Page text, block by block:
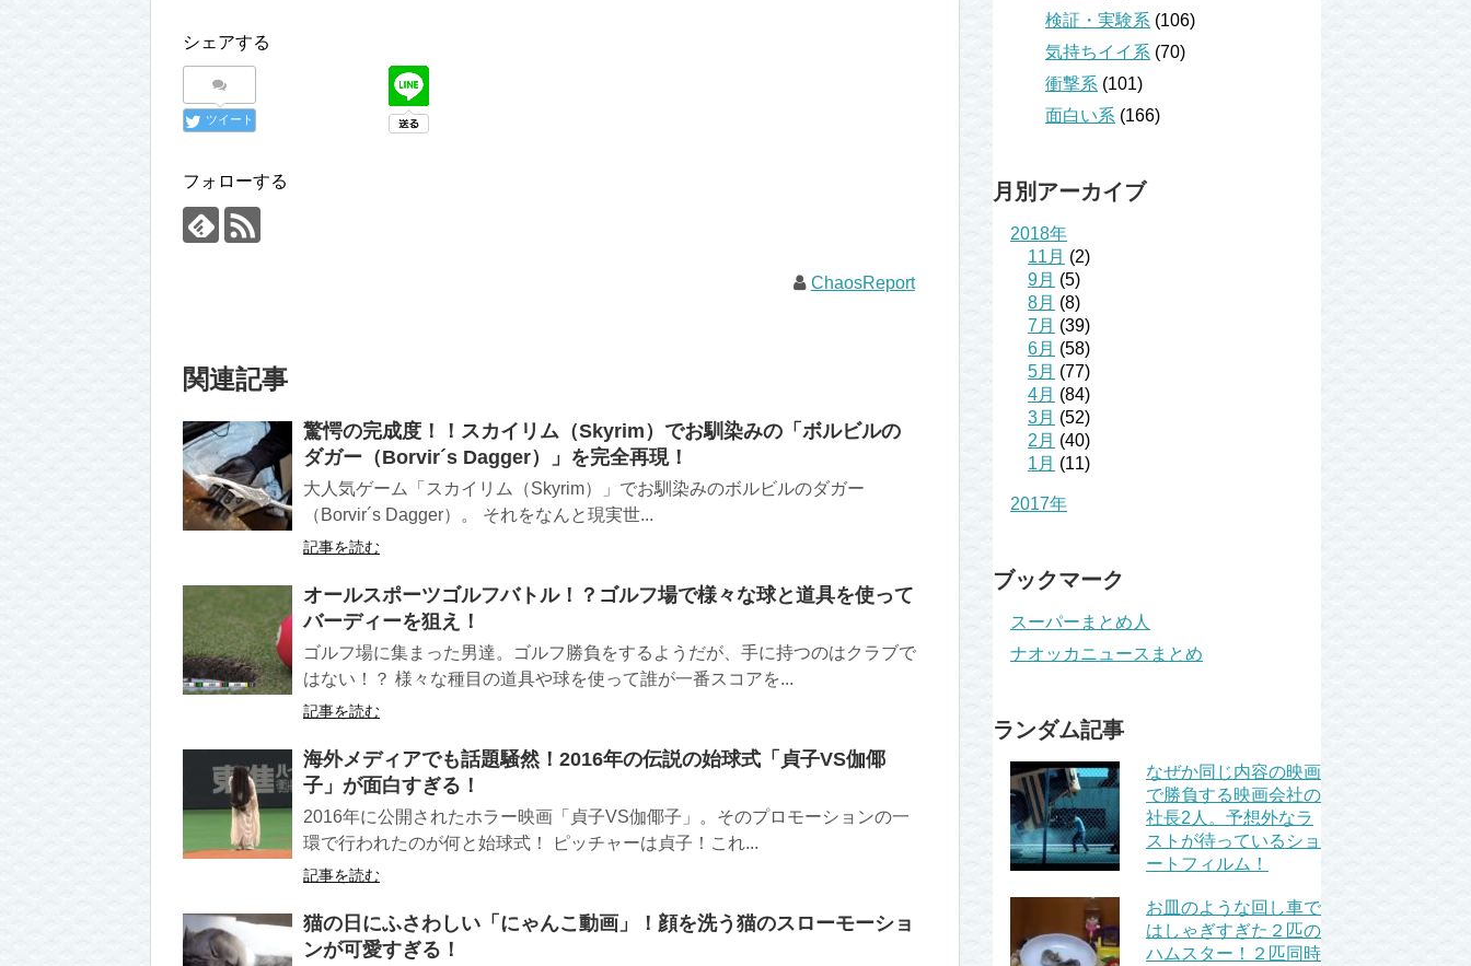
シェアする
ツイート
フォローする
ChaosReport
関連記事
驚愕の完成度！！スカイリム（Skyrim）でお馴染みの「ボルビルの
ダガー（Borvir´s Dagger）」を完全再現！
大人気ゲーム「スカイリム（Skyrim）」でお馴染みのボルビルのダガー
（Borvir´s Dagger）。 それをなんと現実世...
記事を読む
オールスポーツゴルフバトル！？ゴルフ場で様々な球と道具を使って
バーディーを狙え！
ゴルフ場に集まった男達。ゴルフ勝負をするようだが、手に持つのはクラブで
はない！？ 様々な種目の道具や球を使って誰が一番スコアを...
記事を読む
海外メディアでも話題騒然！2016年の伝説の始球式「貞子VS伽倻
子」が面白すぎる！
2016年に公開されたホラー映画「貞子VS伽倻子」。そのプロモーションの一
環で行われたのが何と始球式！ ピッチャーは貞子！これ...
記事を読む
猫の日にふさわしい「にゃんこ動画」！顔を洗う猫のスローモーショ
ンが可愛すぎる！
検証・実験系 (106)
気持ちイイ系 (70)
衝撃系 (101)
面白い系 (166)
月別アーカイブ
2018年
11月 (2)
9月 (5)
8月 (8)
7月 (39)
6月 (58)
5月 (77)
4月 (84)
3月 (52)
2月 (40)
1月 (11)
2017年
ブックマーク
スーパーまとめ人
ナオッカニュースまとめ
ランダム記事
なぜか同じ内容の映画
で勝負する映画会社の
社長2人。予想外なラ
ストが待っているショ
ートフィルム！
お皿のような回し車で
はしゃぎすぎた２匹の
ハムスター！２匹同時